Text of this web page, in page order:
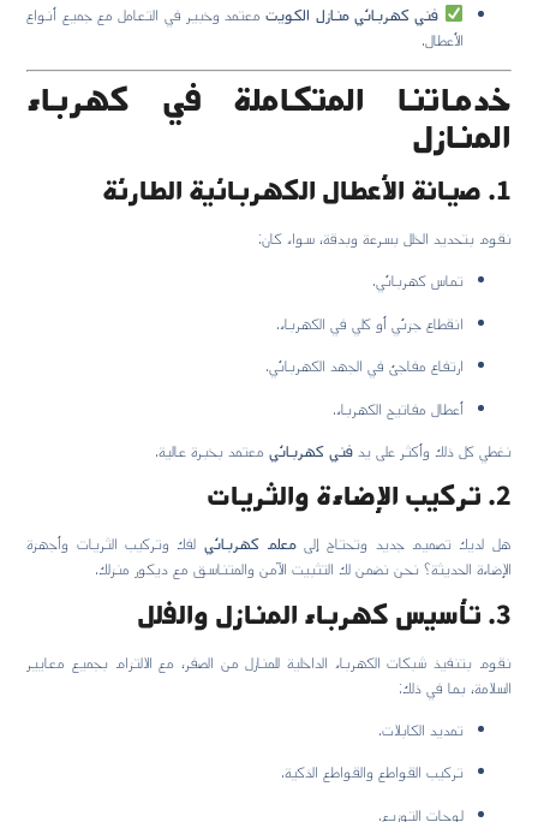
فني كهربائي منازل الكويتمعتمد وخبير في التعامل مع جميع أنواع
الأعطال.
خدماتنا المتكاملة في كهرباء
المنازل
1. صيانة الأعطال الكهربائية الطارئة
نقوم بتحديد الخلل بسرعة وبدقة، سواء كان:
تماس كهربائي.
انقطاع جزئي أو كلي في الكهرباء.
ارتفاع مفاجئ في الجهد الكهربائي.
أعطال مفاتيح الكهرباء.
نغطي كل ذلك وأكثر على يدفني كهربائي معتمد بخبرة عالية.
2. تركيب الإضاءة والثريات
هل لديك تصميم جديد وتحتاج إلىمعلم كهربائي لفك وتركيب الثريات وأجهزة
الإضاءة الحديثة؟ نحن نضمن لك التثبيت الآمن والمتناسق مع ديكور منزلك.
3. تأسيس كهرباء المنازل والفلل
نقوم بتنفيذ شبكات الكهرباء الداخلية للمنازل من الصفر، مع الالتزام بجميع معايير
السلامة، بما في ذلك:
تمديد الكابلات.
تركيب القواطع والقواطع الذكية.
لوحات التوزيع.